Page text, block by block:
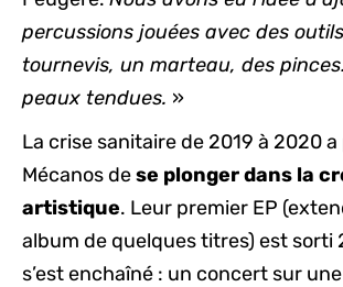
percussions jouées avec des
tournevis, un marteau, des
peaux tendues. »
La crise sanitaire de 2019 à 2020
Mécanos dese plonger dans la
artistique. Leur premier EP
album de quelques titres) est sorti
s’est enchaîné : un concert sur